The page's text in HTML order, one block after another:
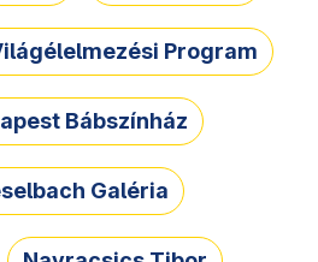
Program
Bábszínház
Galéria